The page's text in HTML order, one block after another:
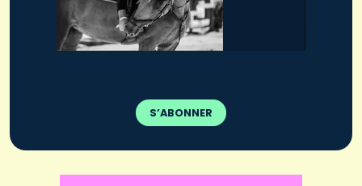
S’ABONNER